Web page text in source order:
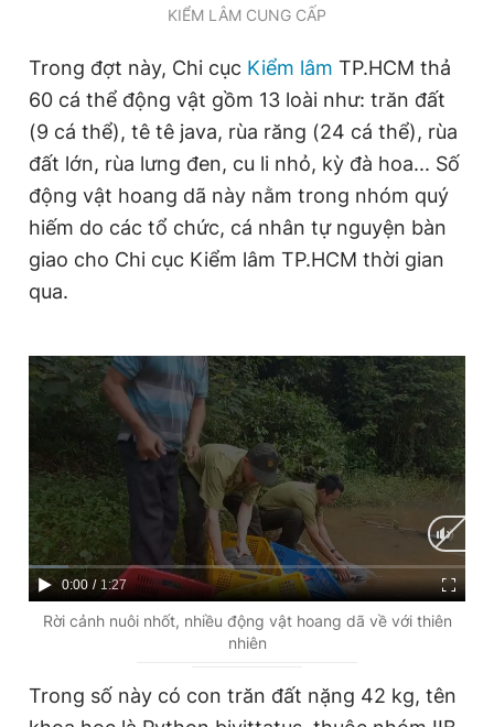
0906 645 777 0908 780 404
Đặt báo Quảng cáo RSS Tòa soạn Chính sách bảo
Tổng biên tập: Nguyễn Ngọc Toàn
Phó tổng biên tập thường trực: Hải Thành
Phó tổng biên tập: Lâm Hiếu Dũng
Phó tổng biên tập: Trần Việt Hưng
Tổng thư ký tòa soạn: Đức Trung
Giấy phép xuất bản số 110/GP - BTTTT cấp ngày 24.3.2020
bản. Phát triển bởi ePi Technologies, JSC.
KIỂM LÂM CUNG CẤP
Trong đợt này, Chi cục Kiểm lâm TP.HCM thả
60 cá thể động vật gồm 13 loài như: trăn đất
(9 cá thể), tê tê java, rùa răng (24 cá thể), rùa
đất lớn, rùa lưng đen, cu li nhỏ, kỳ đà hoa... Số
động vật hoang dã này nằm trong nhóm quý
hiếm do các tổ chức, cá nhân tự nguyện bàn
giao cho Chi cục Kiểm lâm TP.HCM thời gian
qua.
C
u
0:00 / D
u
a
1:27
Rời cảnh nuôi nhốt, nhiều động vật hoang dã về với thiên
nhiên
Trong số này có con trăn đất nặng 42 kg, tên